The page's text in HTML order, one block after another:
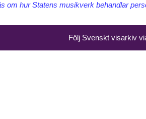
om hur Statens musikverk behandlar
Följ Svenskt visarkiv